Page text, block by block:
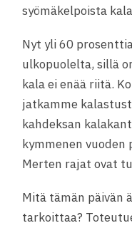
syömäkelpoista
Nyt yli 60
ulkopuolelta, sillä
kala ei enää riitä.
jatkamme
kahdeksan
kymmenen vuoden
Merten rajat ovat
Mitä tämän päivän
tarkoittaa?